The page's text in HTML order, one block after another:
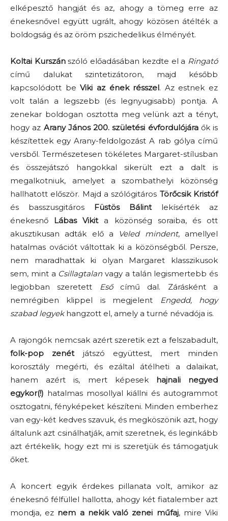
elképesztő hangját és az, ahogy a tömeg erre az
énekesnővel együtt ugrált, ahogy közösen átélték a
boldogság és az öröm pszichedelikus élményét.
Koltai Kurszánszóló előadásában kezdte el a Ringató
című dalukat szintetizátoron, majd később
kapcsolódott beViki az ének résszel. Az estnek ez
volt talán a legszebb (és legnyugisabb) pontja. A
zenekar boldogan osztotta meg velünk azt a tényt,
hogy az Arany János 200. születési évfordulójáraők is
készítettek egy Arany-feldolgozást A rab gólya című
versből. Természetesen tökéletes Margaret-stílusban
és összejátszó hangokkal sikerült ezt a dalt is
megalkotniuk, amelyet a szombathelyi közönség
hallhatott először. Majd a szólógitáros Törőcsik Kristóf
és basszusgitáros Füstös Bálintlekísérték az
énekesnő Lábas Vikita közönség soraiba, és ott
akusztikusan adták elő a Veled mindent, amellyel
hatalmas ovációt váltottak ki a közönségből. Persze,
nem maradhattak ki olyan Margaret klasszikusok
sem, mint a Csillagtalan vagy a talán legismertebb és
legjobban szeretett Esőcímű dal. Zárásként a
nemrégiben klippel is megjelent Engedd, hogy
szabad legyekhangzott el, amely a turné névadója is.
A rajongók nemcsak azért szeretik ezt a felszabadult,
folk-pop zenétjátszó együttest, mert minden
korosztály megérti, és ezáltal átélheti a dalaikat,
hanem azért is, mert képesek hajnali negyed
egykor(!) hatalmas mosollyal kiállni és autogrammot
osztogatni, fényképeket készíteni. Minden emberhez
van egy-két kedves szavuk, és megköszönik azt, hogy
általunk azt csinálhatják, amit szeretnek, és leginkább
azt értékelik, hogy ezt mi is szeretjük és támogatjuk
őket.
A koncert egyik érdekes pillanata volt, amikor az
énekesnő félfüllel hallotta, ahogy két fiatalember azt
mondja, ez nem a nekik való zenei műfaj, mire Viki